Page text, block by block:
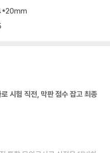
시험 직전, 막판 점수 잡고 최종